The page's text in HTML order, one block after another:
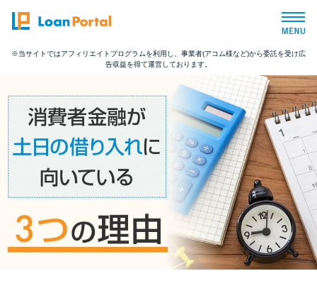
トップページ
おすすめコンテンツ
総合人気ランキング
とにかくすぐ借りたい方向け
バレずに借りたい方向け
※当サイトではアフィリエイトプログラムを利用し、事業者(アコム様など)から委託を受け広
告収益を得て運営しております。